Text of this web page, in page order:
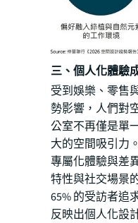
三、個人化體驗
受到娛樂、零售
勢影響，人們對
公室不再僅是單
大的空間吸引力
專屬化體驗與差
特性與社交場景
65% 的受訪者追
反映出個人化設